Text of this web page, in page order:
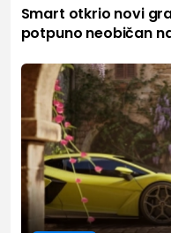
Smart otkrio novi
potpuno neobičan